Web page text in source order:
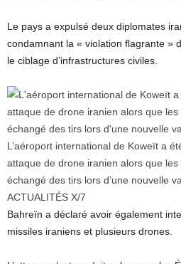
Le pays a expulsé deux diplomates
condamnant la « violation flagrante »
le ciblage d’infrastructures civiles.
L’aéroport international de Koweït a
attaque de drone iranien alors que les
échangé des tirs lors d’une nouvelle
ACTUALITÉS X/7
Bahreïn a déclaré avoir également
missiles iraniens et plusieurs drones.